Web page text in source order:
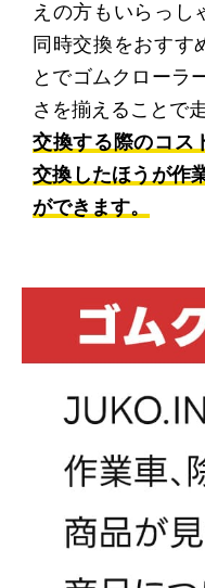
えの方もいらっし
同時交換をおすす
とでゴムクローラ
さを揃えることで
交換する際のコス
交換したほうが作
ができます。